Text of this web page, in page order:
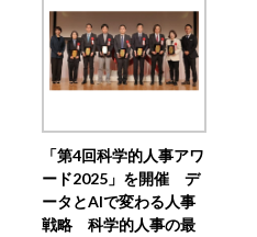
「第4回科学的人事アワ
ード2025」を開催 デ
ータとAIで変わる人事
戦略 科学的人事の最